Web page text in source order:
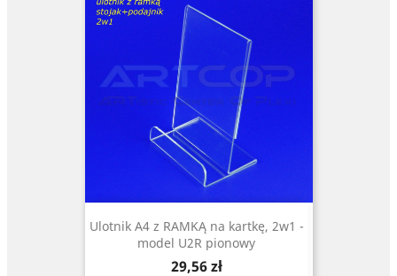
Ulotnik A4 z RAMKĄ na kartkę, 2w1 -
model U2R pionowy
Cena
29,56 zł